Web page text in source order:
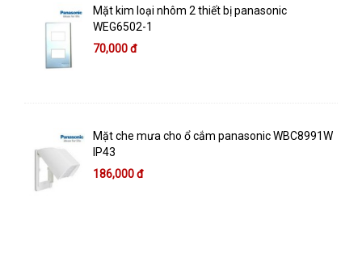
Mặt kim loại nhôm 2 thiết bị panasonic
WEG6502-1
70,000 đ
Mặt che mưa cho ổ cắm panasonic WBC8991W
IP43
186,000 đ